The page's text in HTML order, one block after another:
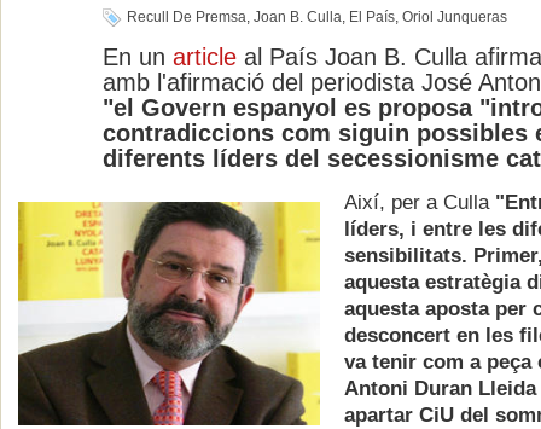
Recull De Premsa, Joan B. Culla, El País, Oriol Junqueras
En un article al País Joan B. Culla
amb l'afirmació del periodista José
"el Govern espanyol es proposa
contradiccions com siguin possibles
diferents líders del secessionisme
Així, per a Culla
líders, i entre les
sensibilitats.
aquesta estratègia
aquesta aposta per
desconcert en les
va tenir com a peça
Antoni Duran
apartar CiU del